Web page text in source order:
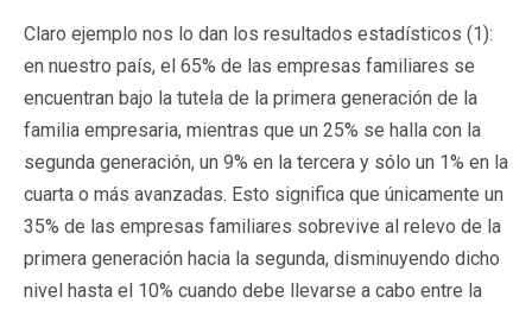
Claro ejemplo nos lo dan los resultados estadísticos (1):
en nuestro país, el 65% de las empresas familiares se
encuentran bajo la tutela de la primera generación de la
familia empresaria, mientras que un 25% se halla con la
segunda generación, un 9% en la tercera y sólo un 1% en la
cuarta o más avanzadas. Esto significa que únicamente un
35% de las empresas familiares sobrevive al relevo de la
primera generación hacia la segunda, disminuyendo dicho
nivel hasta el 10% cuando debe llevarse a cabo entre la